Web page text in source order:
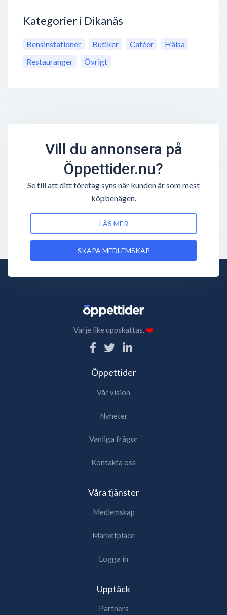
Kategorier i Dikanäs
Bensinstationer Butiker Caféer
Hälsa
Restauranger
Övrigt
Vill du annonsera på
Öppettider.nu?
Se till att ditt företag syns när kunden är som mest
köpbenägen.
LÄS MER
SKAPA MEDLEMSKAP
Varje like uppskattas.❤️
Öppettider
Vår vision
Nyheter
Vanliga frågor
Kontakta oss
Våra tjänster
Medlemskap
Marketplace
Logga in
Upptäck
Partners